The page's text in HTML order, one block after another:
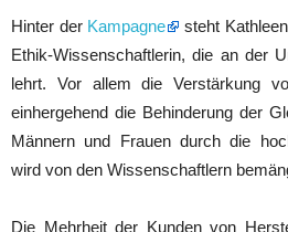
Hinter der Kampagne
steht
Ethik-Wissenschaftlerin, die an der
lehrt. Vor allem die Verstärkung
einhergehend die Behinderung der
Männern und Frauen durch die
wird von den Wissenschaftlern
Die Mehrheit der Kunden von